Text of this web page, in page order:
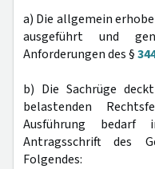
a) Die allgemein
ausgeführt und
Anforderungen des §
b) Die Sachrüge
belastenden
Ausführung bedarf
Antragsschrift des
Folgendes: